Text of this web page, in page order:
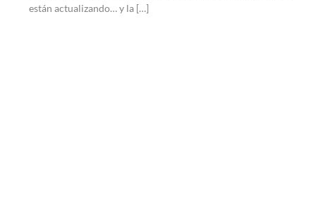
están actualizando… y la […]